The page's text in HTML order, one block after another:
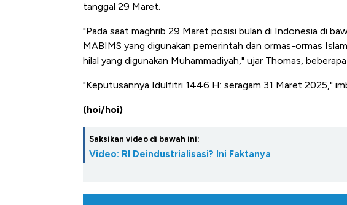
tanggal 29 Maret.
"Pada saat maghrib 29 Maret posisi bulan di Indonesia di
MABIMS yang digunakan pemerintah dan ormas-ormas
hilal yang digunakan Muhammadiyah," ujar Thomas,
"Keputusannya Idulfitri 1446 H: seragam 31 Maret 2025,"
(hoi/hoi)
Saksikan video di bawah ini:
Video: RI Deindustrialisasi? Ini Faktanya
IHSG Menuju 6.500: Asing Silakan